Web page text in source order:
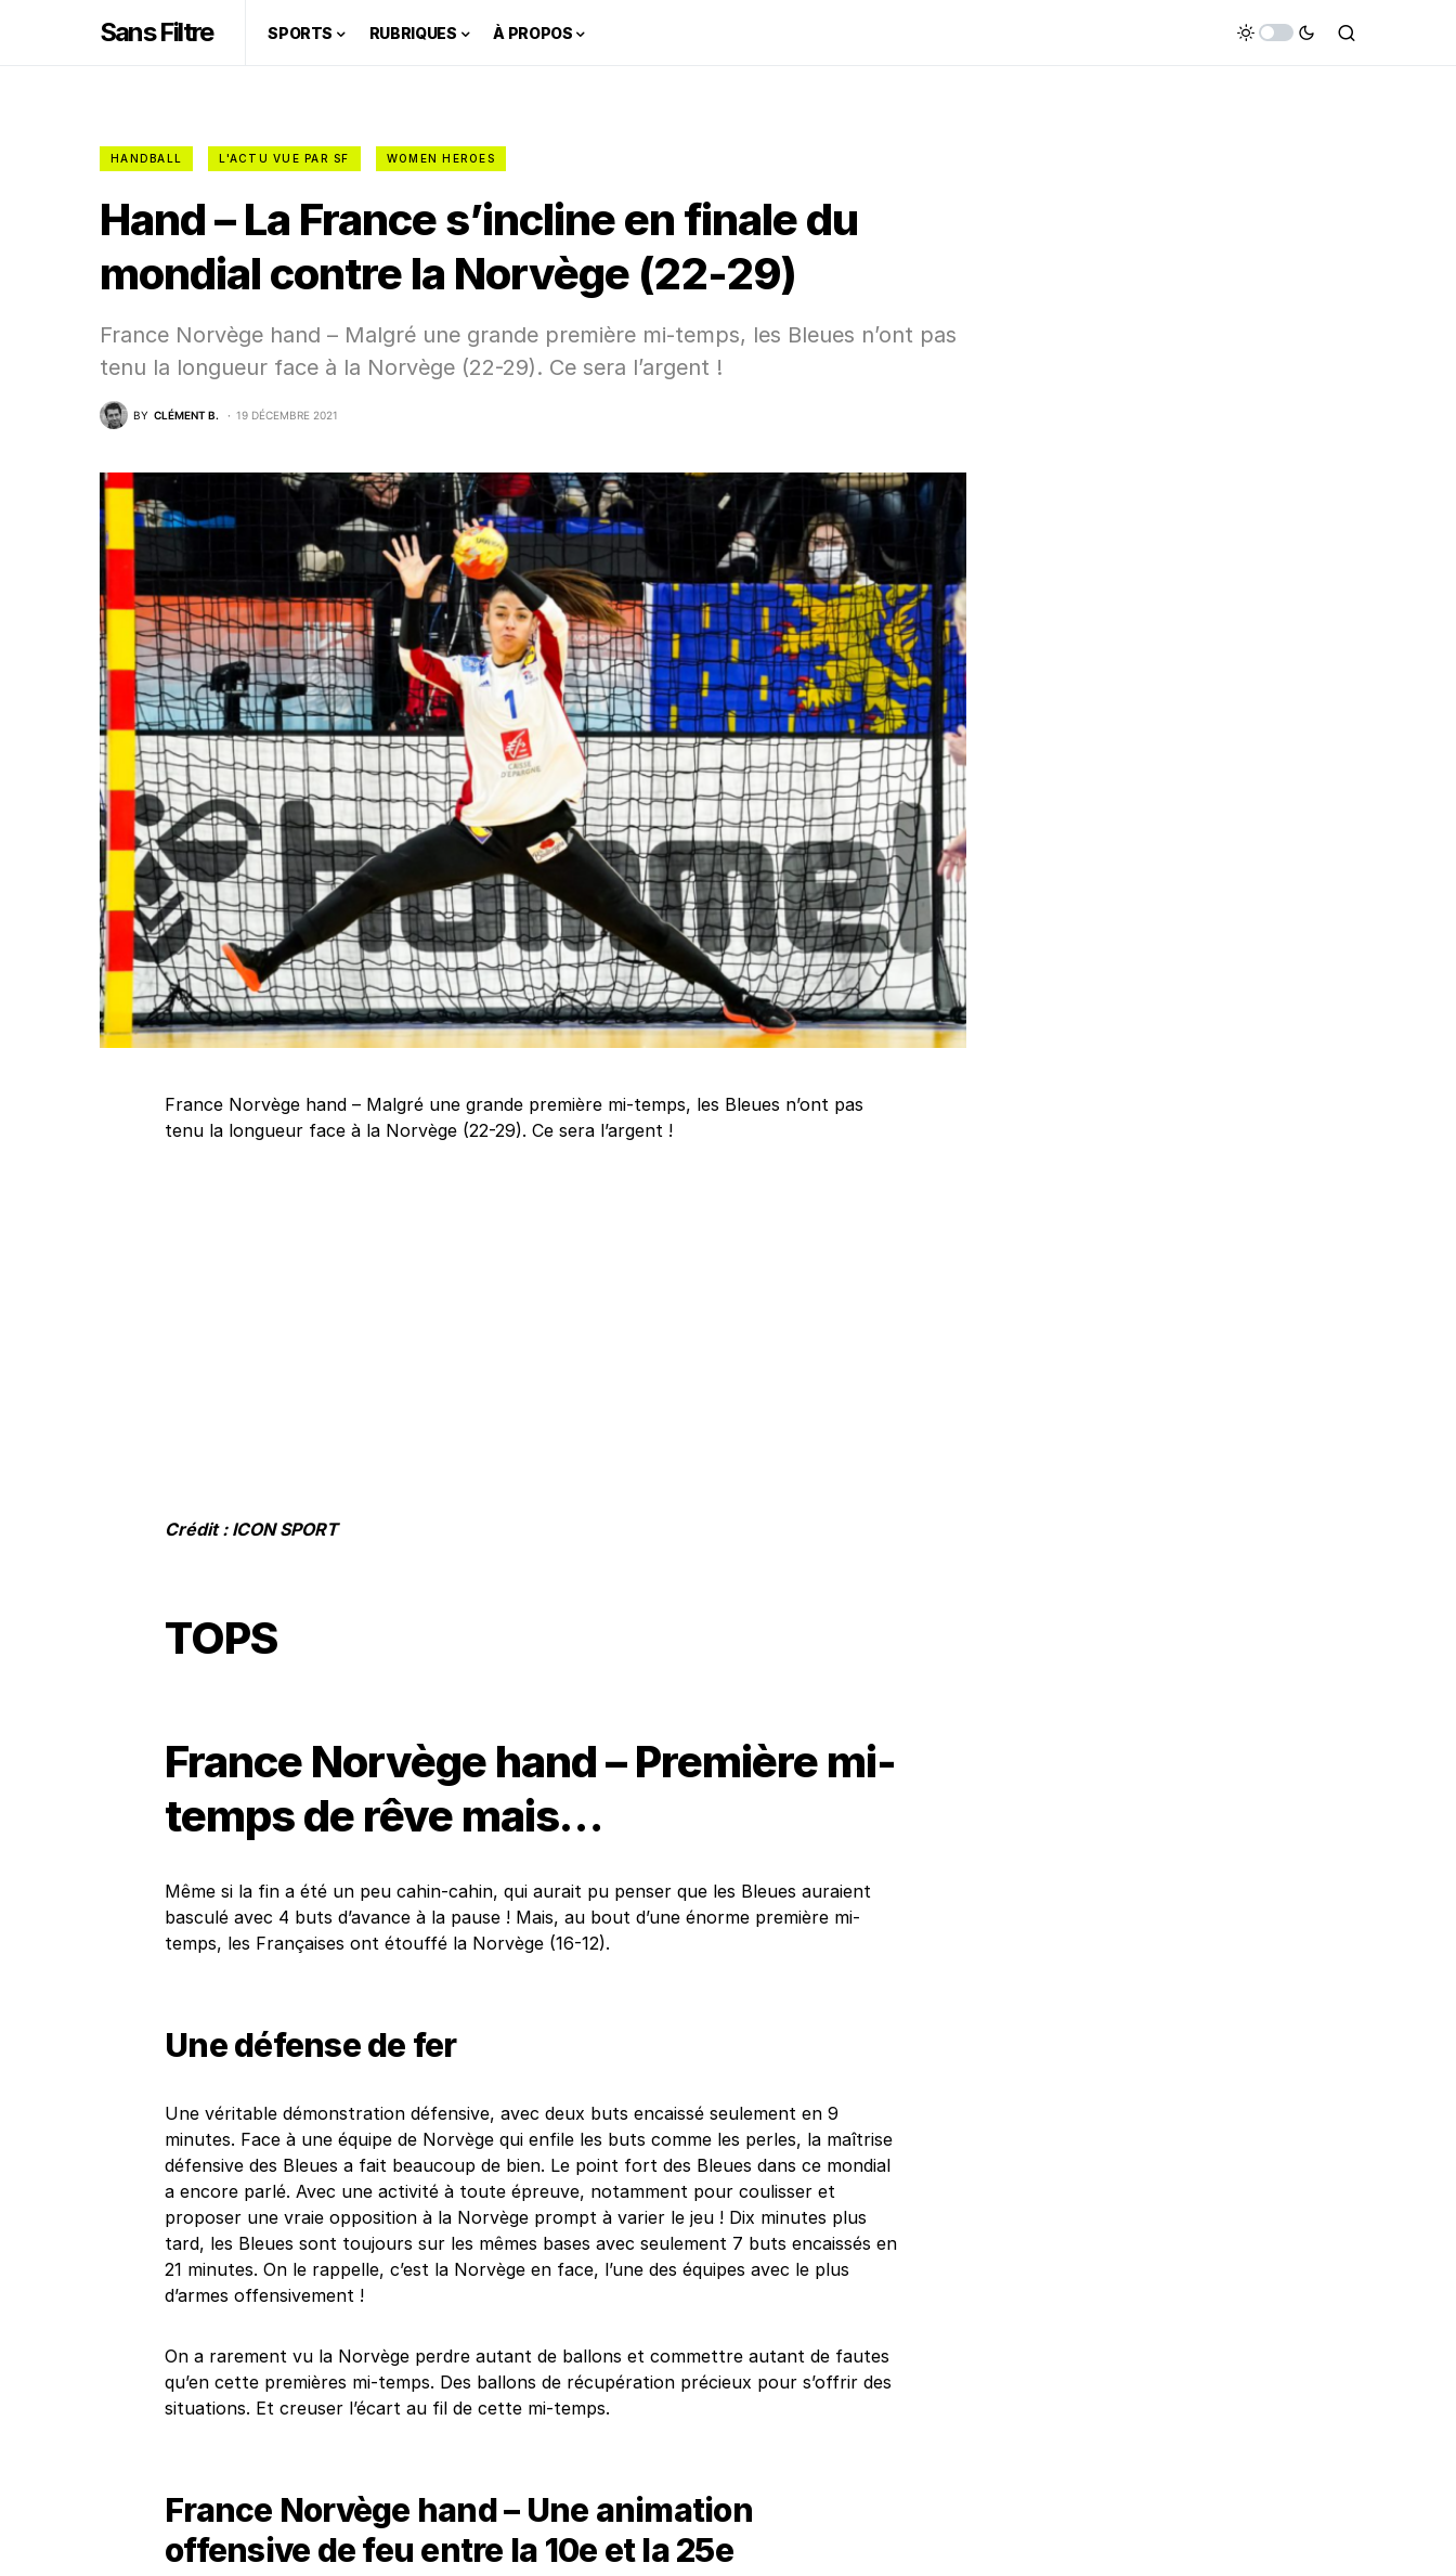
Sans Filtre SPORTS RUBRIQUES À PROPOS
HANDBALL L'ACTU VUE PAR SF WOMEN HEROES
Hand – La France s’incline en finale du
mondial contre la Norvège (22-29)
France Norvège hand – Malgré une grande première mi-temps, les Bleues n’ont pas
tenu la longueur face à la Norvège (22-29). Ce sera l’argent !
BY CLÉMENT B. 19 DÉCEMBRE 2021
France Norvège hand – Malgré une grande première mi-temps, les Bleues n’ont pas
tenu la longueur face à la Norvège (22-29). Ce sera l’argent !
Crédit : ICON SPORT
TOPS
France Norvège hand – Première mi-
temps de rêve mais…
Même si la fin a été un peu cahin-cahin, qui aurait pu penser que les Bleues auraient
basculé avec 4 buts d’avance à la pause ! Mais, au bout d’une énorme première mi-
temps, les Françaises ont étouffé la Norvège (16-12).
Une défense de fer
Une véritable démonstration défensive, avec deux buts encaissé seulement en 9
minutes. Face à une équipe de Norvège qui enfile les buts comme les perles, la maîtrise
défensive des Bleues a fait beaucoup de bien. Le point fort des Bleues dans ce mondial
a encore parlé. Avec une activité à toute épreuve, notamment pour coulisser et
proposer une vraie opposition à la Norvège prompt à varier le jeu ! Dix minutes plus
tard, les Bleues sont toujours sur les mêmes bases avec seulement 7 buts encaissés en
21 minutes. On le rappelle, c’est la Norvège en face, l’une des équipes avec le plus
d’armes offensivement !
On a rarement vu la Norvège perdre autant de ballons et commettre autant de fautes
qu’en cette premières mi-temps. Des ballons de récupération précieux pour s’offrir des
situations. Et creuser l’écart au fil de cette mi-temps.
France Norvège hand – Une animation
offensive de feu entre la 10e et la 25e